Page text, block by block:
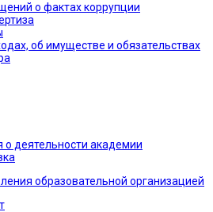
о фактах коррупции
об имуществе и обязательствах
деятельности академии
образовательной организацией